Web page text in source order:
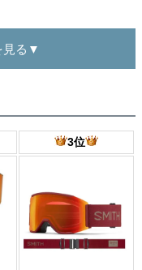
見る▼
3位